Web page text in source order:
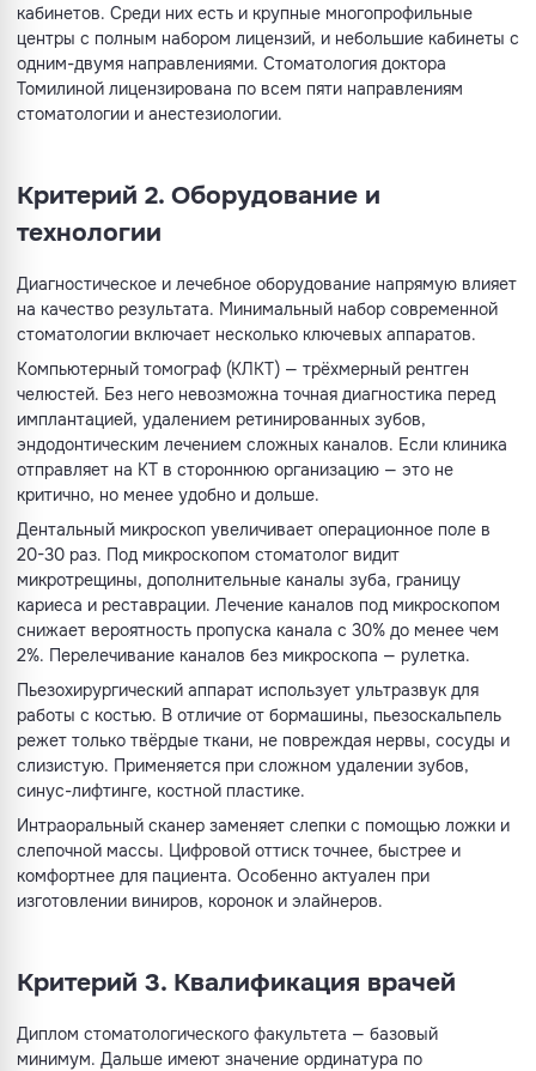
кабинетов. Среди них есть и крупные многопрофильные
центры с полным набором лицензий, и небольшие кабинеты с
одним-двумя направлениями. Стоматология доктора
Томилиной лицензирована по всем пяти направлениям
стоматологии и анестезиологии.
Критерий 2. Оборудование и
технологии
Диагностическое и лечебное оборудование напрямую влияет
на качество результата. Минимальный набор современной
стоматологии включает несколько ключевых аппаратов.
Компьютерный томограф (КЛКТ) — трёхмерный рентген
челюстей. Без него невозможна точная диагностика перед
имплантацией, удалением ретинированных зубов,
эндодонтическим лечением сложных каналов. Если клиника
отправляет на КТ в стороннюю организацию — это не
критично, но менее удобно и дольше.
Дентальный микроскоп увеличивает операционное поле в
20-30 раз. Под микроскопом стоматолог видит
микротрещины, дополнительные каналы зуба, границу
кариеса и реставрации. Лечение каналов под микроскопом
снижает вероятность пропуска канала с 30% до менее чем
2%. Перелечивание каналов без микроскопа — рулетка.
Пьезохирургический аппарат использует ультразвук для
работы с костью. В отличие от бормашины, пьезоскальпель
режет только твёрдые ткани, не повреждая нервы, сосуды и
слизистую. Применяется при сложном удалении зубов,
синус-лифтинге, костной пластике.
Интраоральный сканер заменяет слепки с помощью ложки и
слепочной массы. Цифровой оттиск точнее, быстрее и
комфортнее для пациента. Особенно актуален при
изготовлении виниров, коронок и элайнеров.
Критерий 3. Квалификация врачей
Диплом стоматологического факультета — базовый
минимум. Дальше имеют значение ординатура по